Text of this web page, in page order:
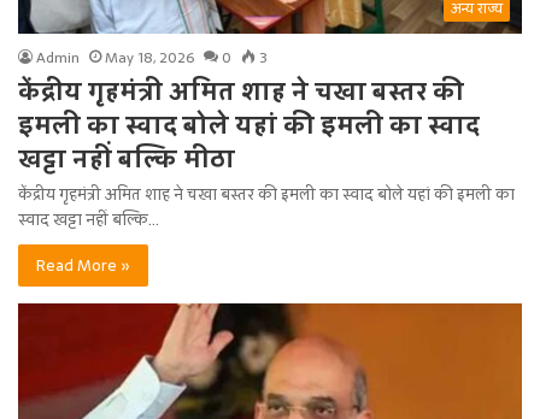
अन्य राज्य
Admin May 18, 2026 0 3
केंद्रीय गृहमंत्री अमित शाह ने चखा बस्तर की
इमली का स्वाद बोले यहां की इमली का स्वाद
खट्टा नहीं बल्कि मीठा
केंद्रीय गृहमंत्री अमित शाह ने चखा बस्तर की इमली का स्वाद बोले यहां की इमली का
स्वाद खट्टा नहीं बल्कि…
Read More »